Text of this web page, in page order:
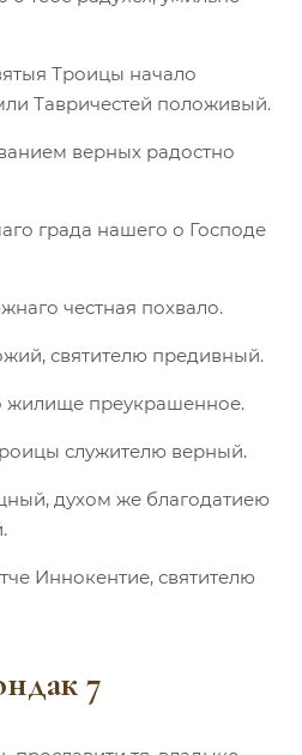
Троицы начало
Тавричестей положивый.
верных радостно
града нашего о Господе
честная похвало.
святителю предивный.
жилище преукрашенное.
служителю верный.
духом же благодатиею
Иннокентие, святителю
7